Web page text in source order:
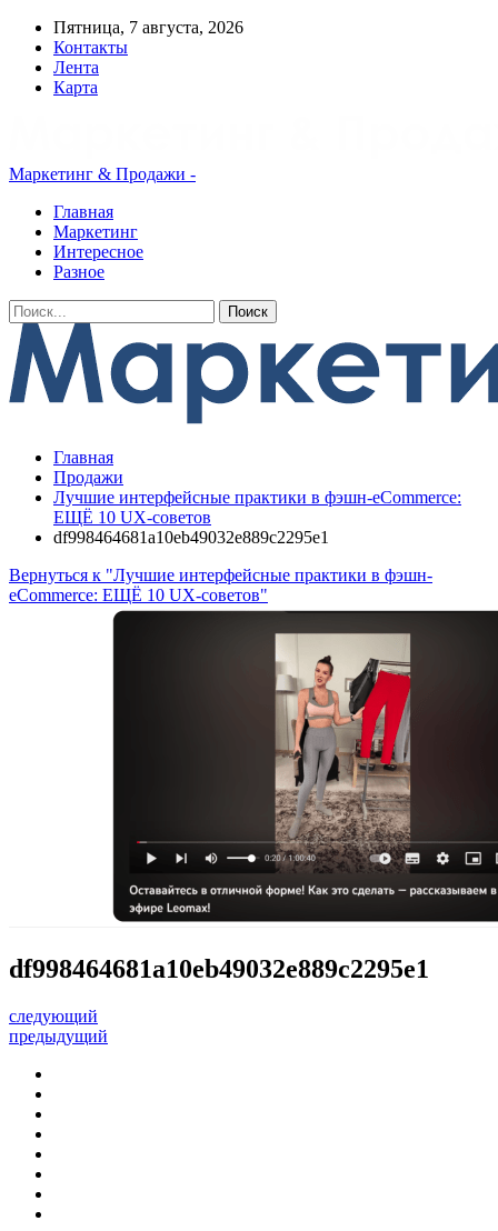
Пятница, 7 августа, 2026
Контакты
Лента
Карта
Маркетинг & Продажи -
Главная
Маркетинг
Интересное
Разное
Главная
Продажи
Лучшие интерфейсные практики в фэшн-eCommerce:
ЕЩЁ 10 UX-советов
df998464681a10eb49032e889c2295e1
Вернуться к "Лучшие интерфейсные практики в фэшн-
eCommerce: ЕЩЁ 10 UX-советов"
df998464681a10eb49032e889c2295e1
следующий
предыдущий